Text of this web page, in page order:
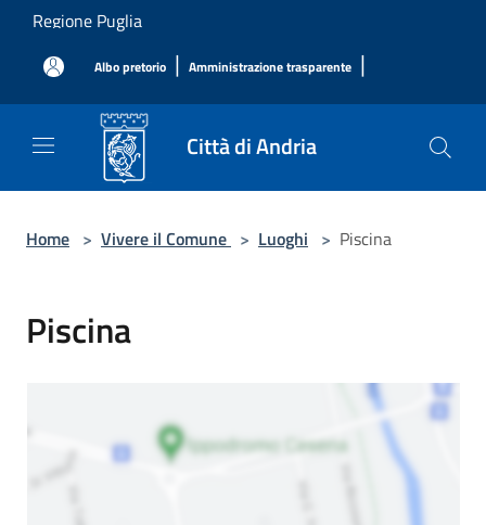
Salta al contenuto principale
Regione Puglia
Albo pretorio | Amministrazione trasparente |
Città di Andria
Home > Vivere il Comune > Luoghi > Piscina
Piscina